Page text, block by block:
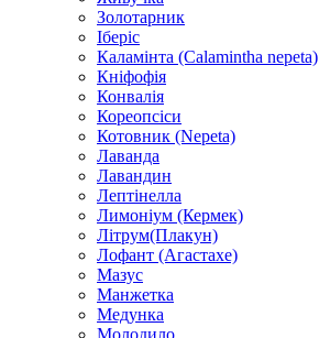
Золотарник
Іберіс
Каламінта (Calamintha nepeta)
Кніфофія
Конвалія
Кореопсіси
Котовник (Nepeta)
Лаванда
Лавандин
Лептінелла
Лимоніум (Кермек)
Літрум(Плакун)
Лофант (Агастахе)
Мазус
Манжетка
Медунка
Молодило